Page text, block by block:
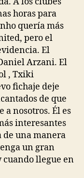
horas para
quería más
pero el
El
Arzani. El
, Txiki
fichaje deje
de que
a nosotros. Él es
interesantes
de una manera
un gran
cuando llegue en